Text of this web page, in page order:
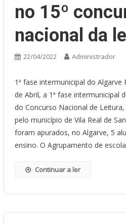
no 15º
nacional da
22/04/2022 Administrador
1ª fase intermunicipal do Algarve
de Abril, a 1ª fase intermunicipal
do Concurso Nacional de
pelo município de Vila Real de
foram apurados, no Algarve, 5
ensino. O Agrupamento de
Continuar a ler